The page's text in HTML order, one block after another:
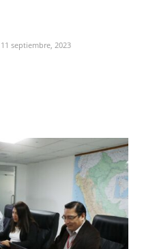
11 septiembre, 2023